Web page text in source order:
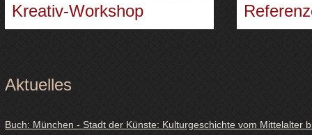
Kreativ-Workshop
Aktuelles
Buch: München - Stadt der Künste: Kulturgeschichte vom Mittelalter